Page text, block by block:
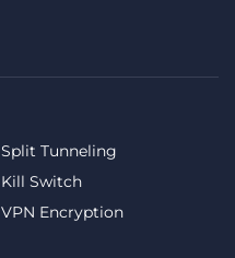
Split Tunneling
Kill Switch
VPN Encryption